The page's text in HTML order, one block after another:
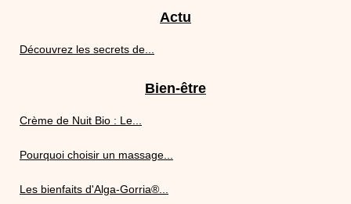
Actu
Découvrez les secrets de...
Bien-être
Crème de Nuit Bio : Le...
Pourquoi choisir un massage...
Les bienfaits d'Alga-Gorria®...